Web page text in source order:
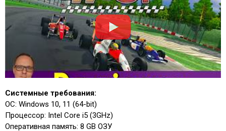
Системные требования:
ОС: Windows 10, 11 (64-bit)
Процессор: Intel Core i5 (3GHz)
Оперативная память: 8 GB ОЗУ